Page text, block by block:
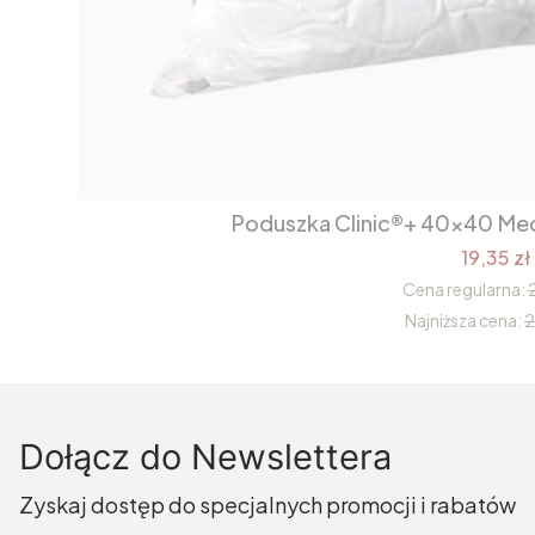
Poduszka Clinic®+ 40x40
19,35 zł
Cena regularna:
Najniższa cena:
Dołącz do Newslettera
Zyskaj dostęp do specjalnych promocji i rabatów